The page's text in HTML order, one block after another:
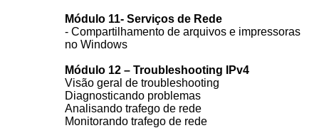
Módulo 11- Serviços de Rede
- Compartilhamento de arquivos e impressoras
no Windows
Módulo 12 – Troubleshooting IPv4
Visão geral de troubleshooting
Diagnosticando problemas
Analisando trafego de rede
Monitorando trafego de rede